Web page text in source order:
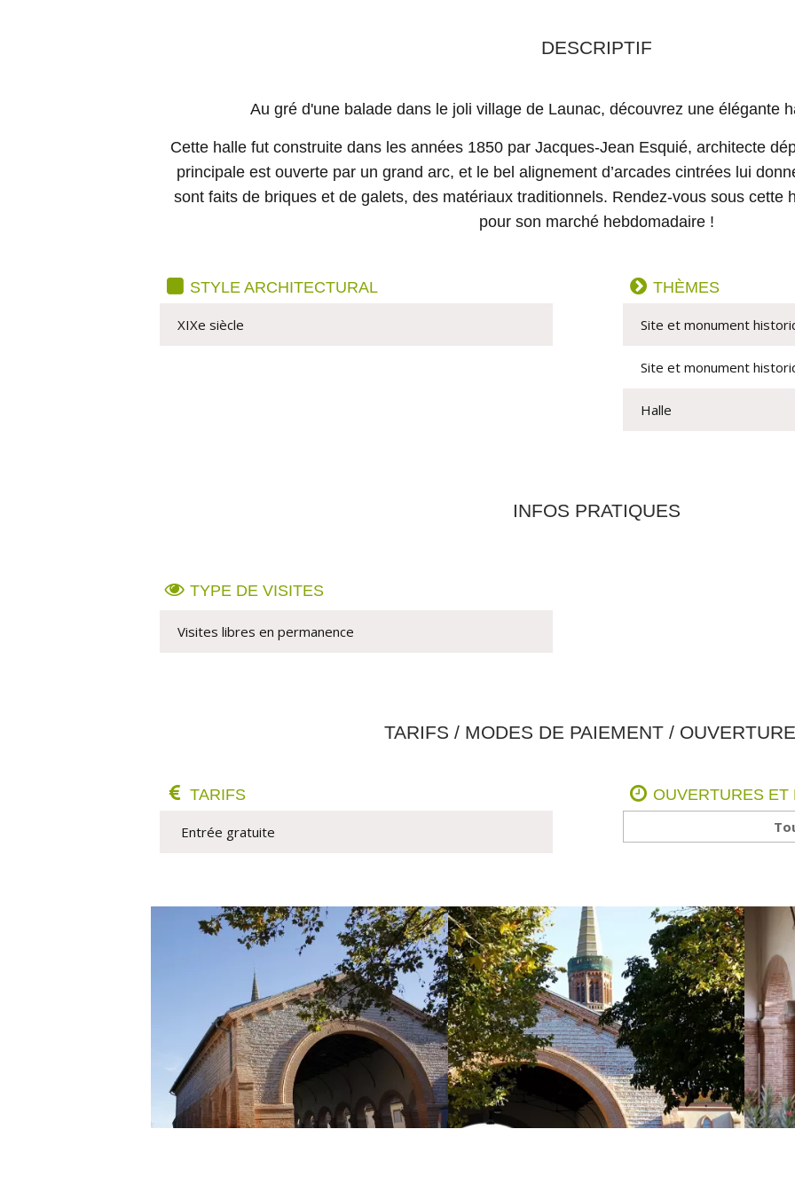
DESCRIPTIF
Au gré d'une balade dans le joli village de Launac, découvrez une élégante
Cette halle fut construite dans les années 1850 par Jacques-Jean Esquié, architecte
principale est ouverte par un grand arc, et le bel alignement d’arcades cintrées lui
sont faits de briques et de galets, des matériaux traditionnels. Rendez-vous sous cette
pour son marché hebdomadaire !
STYLE ARCHITECTURAL
XIXe siècle
THÈMES
Site et monument
Site et monument
Halle
INFOS PRATIQUES
TYPE DE VISITES
Visites libres en permanence
TARIFS / MODES DE PAIEMENT /
TARIFS
Entrée gratuite
OUVERTURES ET